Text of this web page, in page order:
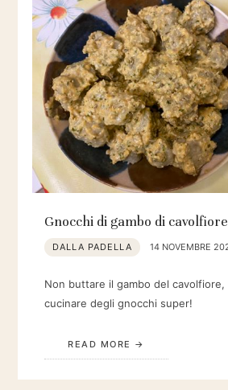
Gnocchi di gambo di cavolfiore
DALLA PADELLA 14 NOVEMBRE
Non buttare il gambo del cavolfiore,
cucinare degli gnocchi super!
READ MORE